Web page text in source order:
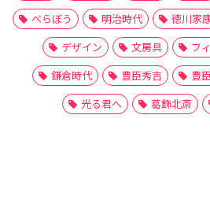
べらぼう
明治時代 徳川家
デザイン
文房具 フ
鎌倉時代
豊臣秀吉 豊
光る君へ
葛飾北斎